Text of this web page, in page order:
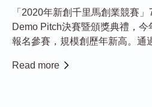
「2020年新創千里馬創業競賽
Demo Pitch決賽暨頒獎典禮，
報名參賽，規模創歷年新高。通
的創業家。 此次競賽分為「創新式新創團隊」、「主題式
Read more